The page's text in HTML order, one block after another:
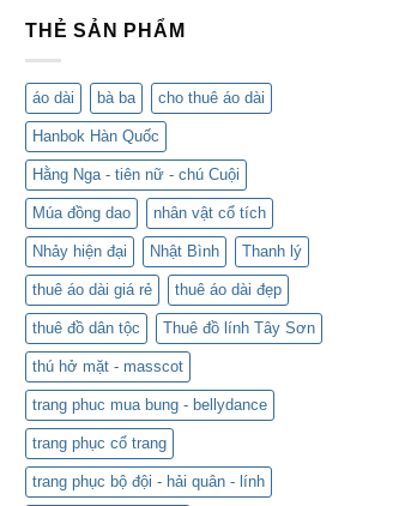
THẺ SẢN PHẨM
áo dài bà ba cho thuê áo dài
Hanbok Hàn Quốc
Hằng Nga - tiên nữ - chú Cuội
Múa đồng dao nhân vật cổ tích
Nhảy hiện đại Nhật Bình Thanh lý
thuê áo dài giá rẻ thuê áo dài đẹp
thuê đồ dân tộc Thuê đồ lính Tây Sơn
thú hở mặt - masscot
trang phuc mua bung - bellydance
trang phục cổ trang
trang phục bộ đội - hải quân - lính